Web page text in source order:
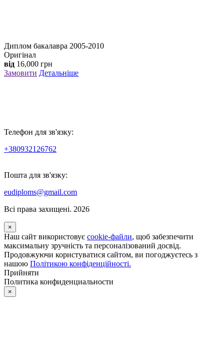
Диплом бакалавра 2005-2010
Оригінал
від 16,000 грн
Замовити Детальніше
Телефон для зв'язку:
+380932126762
Пошта для зв'язку:
eudiploms@gmail.com
Всі права захищені. 2026
×
Наш сайт використовує cookie-файли, щоб забезпечити
максимальну зручність та персоналізований досвід.
Продовжуючи користуватися сайтом, ви погоджуєтесь з
нашою Політикою конфіденційності.
Прийняти
Политика конфиденциальности
×